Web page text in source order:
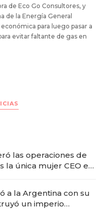
de Eco Go Consultores, y
de la Energía General
para luego pasar a
evitar faltante de gas en
las operaciones de
la única mujer CEO en
a la Argentina con su
un imperio